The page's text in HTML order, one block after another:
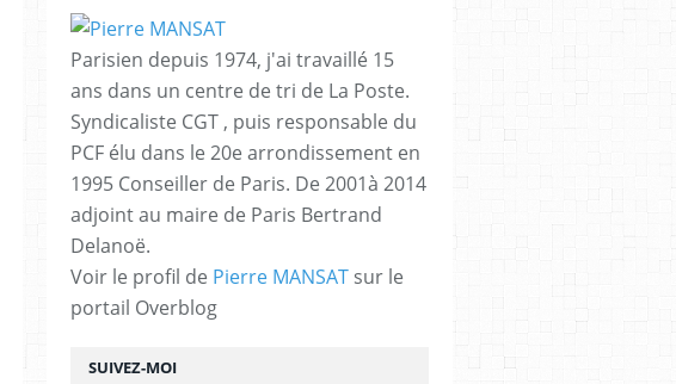
SUIVEZ-MOI
Parisien depuis 1974, j'ai travaillé 15
ans dans un centre de tri de La Poste.
Syndicaliste CGT , puis responsable du
PCF élu dans le 20e arrondissement en
1995 Conseiller de Paris. De 2001à 2014
adjoint au maire de Paris Bertrand
Delanoë.
Voir le profil de Pierre MANSAT sur le
portail Overblog